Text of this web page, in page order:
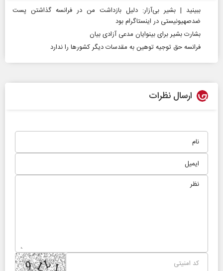
ببینید | بشیر بی‌آزار: دلیل بازداشت من در فرانسه گذاشتن پست
ضدصهیونیستی در اینستاگرام بود
بشارت بشیر برای بینوایان مدعی آزادی بیان
فرانسه حق توجیه توهین به مقدسات دیگر کشورها را ندارد
ارسال نظرات